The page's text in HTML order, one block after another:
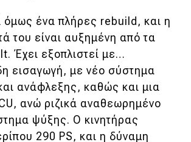
όμως ένα πλήρες rebuild, και η
του είναι αυξημένη από τα
Έχει εξοπλιστεί με…
εισαγωγή, με νέο σύστημα
ανάφλεξης, καθώς και μια
ανώ ριζικά αναθεωρημένο
ψύξης. Ο κινητήρας
290 PS, και η δύναμη